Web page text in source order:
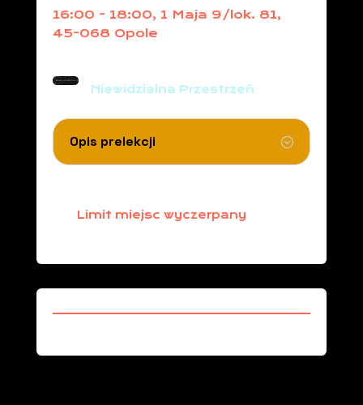
16:00 - 18:00, 1 Maja 9/lok. 81,
45-068 Opole
Niewidzialna Przestrzeń
Opis prelekcji
Limit miejsc wyczerpany